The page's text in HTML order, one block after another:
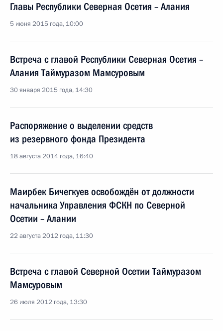
Главы Республики Северная Осетия – Алания
5 июня 2015 года, 10:00
Встреча с главой Республики Северная Осетия –
Алания Таймуразом Мамсуровым
30 января 2015 года, 14:30
Распоряжение о выделении средств
из резервного фонда Президента
18 августа 2014 года, 16:40
Маирбек Бичегкуев освобождён от должности
начальника Управления ФСКН по Северной
Осетии – Алании
22 августа 2012 года, 11:30
Встреча с главой Северной Осетии Таймуразом
Мамсуровым
26 июля 2012 года, 13:30